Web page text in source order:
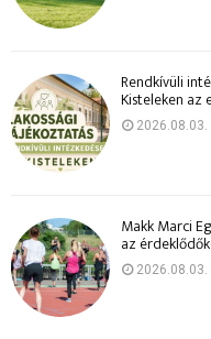
Rendkívüli
Kisteleken az
2026.08.03.
Makk Marci
az
2026.08.03.